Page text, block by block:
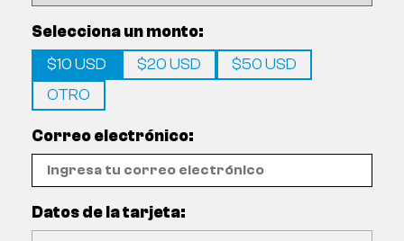
Selecciona un monto:
$10 USD
$20 USD
$50 USD
OTRO
Correo electrónico:
Datos de la tarjeta: